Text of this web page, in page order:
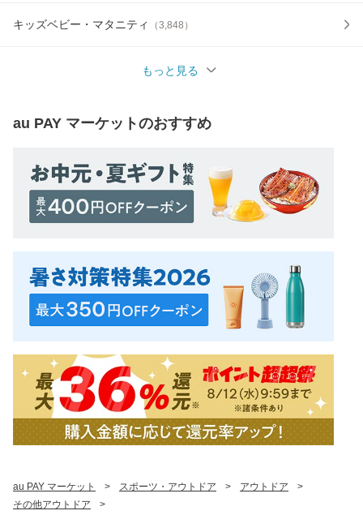
キッズベビー・マタニティ （3,848 ）
もっと見る
au PAY マーケットのおすすめ
au PAY マーケット > スポーツ・アウトドア > アウトドア
>
その他アウトドア
>